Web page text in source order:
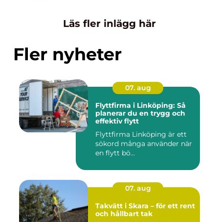
Läs fler inlägg här
Fler nyheter
07. aug
Flyttfirma i Linköping: Så
planerar du en trygg och
effektiv flytt
Flyttfirma Linköping är ett
sökord många använder när
en flytt bö...
07. aug
Takvätt i Skara – för ett rent
och hållbart tak